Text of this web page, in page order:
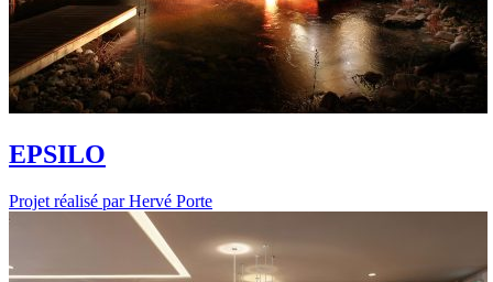
EPSILO
Projet réalisé par Hervé Porte